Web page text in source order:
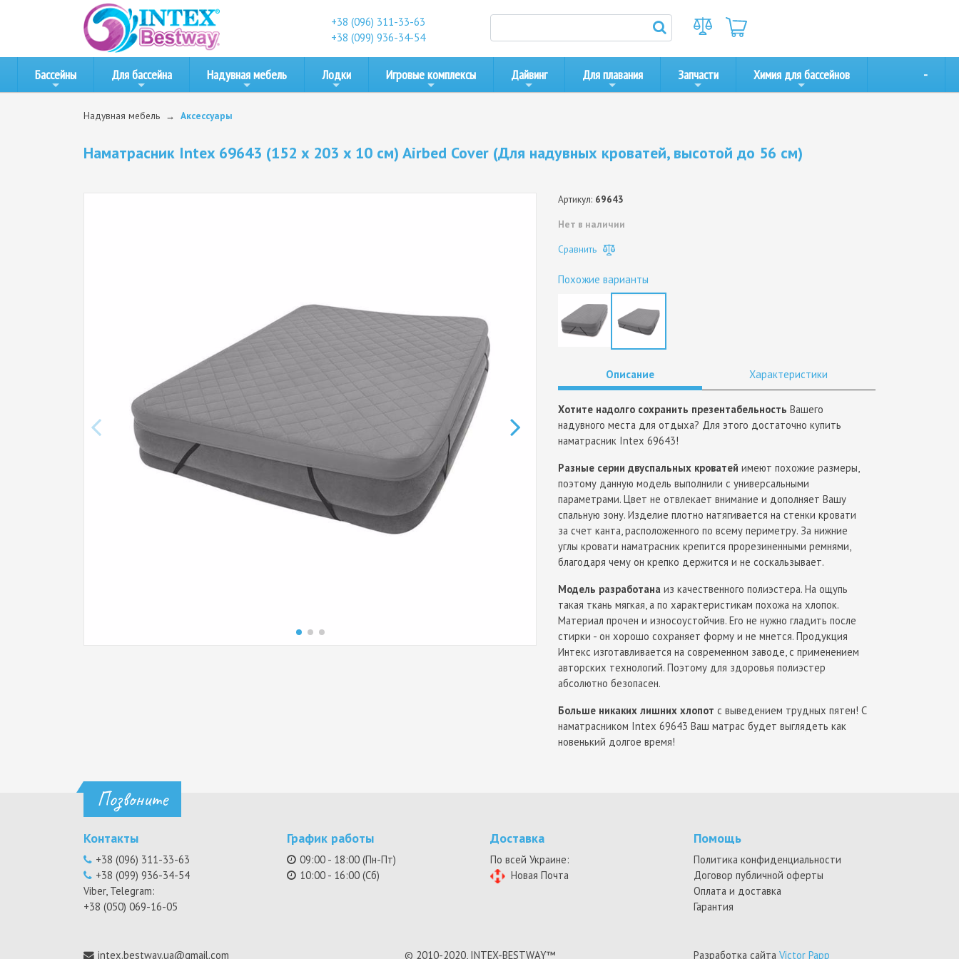
+38 (096) 311-33-63
+38 (099) 936-34-54
Бассейны Для бассейна Надувная мебель Лодки Игровые комплексы Дайвинг Для плавания Запчасти Химия для бассейнов -
Надувная мебель Аксессуары
Наматрасник Intex 69643 (152 x 203 x 10 см) Airbed Cover (Для надувных кроватей, высотой до 56 см)
Артикул: 69643
Нет в наличии
Сравнить
Похожие варианты
Описание Характеристики
Хотите надолго сохранить презентабельность Вашего
надувного места для отдыха? Для этого достаточно купить
наматрасник Intex 69643!
Разные серии двуспальных кроватей имеют похожие размеры,
поэтому данную модель выполнили с универсальными
параметрами. Цвет не отвлекает внимание и дополняет Вашу
спальную зону. Изделие плотно натягивается на стенки кровати
за счет канта, расположенного по всему периметру. За нижние
углы кровати наматрасник крепится прорезиненными ремнями,
благодаря чему он крепко держится и не соскальзывает.
Модель разработана из качественного полиэстера. На ощупь
такая ткань мягкая, а по характеристикам похожа на хлопок.
Материал прочен и износоустойчив. Его не нужно гладить после
стирки - он хорошо сохраняет форму и не мнется. Продукция
Интекс изготавливается на современном заводе, с применением
авторских технологий. Поэтому для здоровья полиэстер
абсолютно безопасен.
Больше никаких лишних хлопот с выведением трудных пятен! С
наматрасником Intex 69643 Ваш матрас будет выглядеть как
новенький долгое время!
Позвоните
Контакты
+38 (096) 311-33-63
+38 (099) 936-34-54
Viber, Telegram:
+38 (050) 069-16-05
График работы
09:00 - 18:00 (Пн-Пт)
10:00 - 16:00 (Сб)
Доставка
По всей Украине:
Новая Почта
Помощь
Политика конфиденциальности
Договор публичной оферты
Оплата и доставка
Гарантия
intex.bestway.ua@gmail.com © 2010-2020, INTEX-BESTWAY™ Разработка сайта Victor Papp